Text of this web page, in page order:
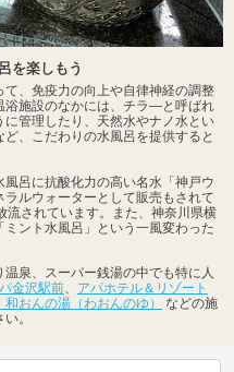
を楽しもう
、免疫力の向上や自律神経の調整
浴施設のなかには、チラ―と呼ばれ
管理したり、天然水やナノ水とい
、こだわりの水風呂を提供すると
風呂に抗酸化力の高い名水「神戸ウ
ルウォーターとして販売もされて
流されています。また、神奈川県横
ント水風呂」という一風変わった
泉、スーパー銭湯の中でも特に人
金沢駅前、 アパホテル＆リゾート
おんの湯（わおんのゆ）
などの施
。